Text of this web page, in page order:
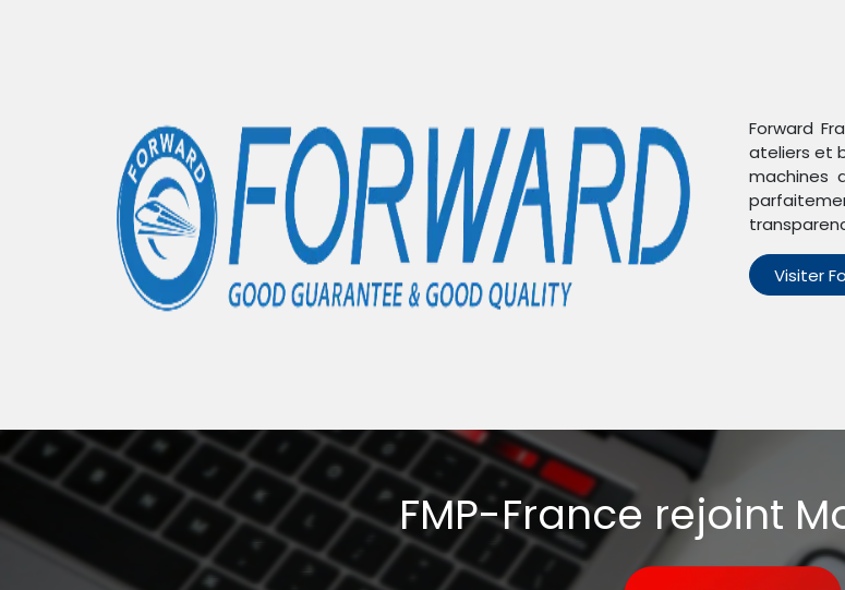
Accueil
Boutique Coque de protection personnalisable pour iPhone XS Max - FORWARD -
Partager :
Forward
ateliers et
machines
Visiter
FMP-France rejoint